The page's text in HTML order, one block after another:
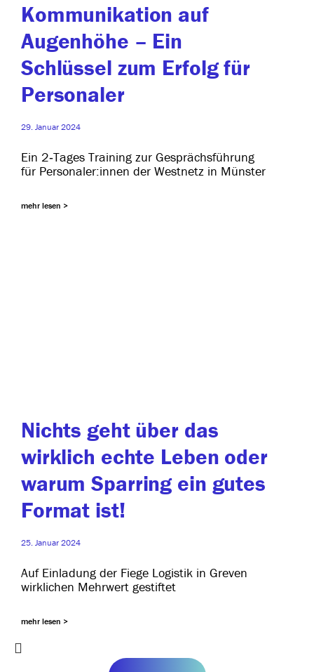
Kommunikation auf
Augenhöhe – Ein
Schlüssel zum Erfolg für
Personaler
29. Januar 2024
Ein 2‑Tages Training zur Gesprächsführung
für Personaler:innen der Westnetz in Münster
mehr lesen >
Nichts geht über das
wirklich echte Leben oder
warum Sparring ein gutes
Format ist!
25. Januar 2024
Auf Einladung der Fiege Logistik in Greven
wirk­li­chen Mehrwert gestiftet
mehr lesen >